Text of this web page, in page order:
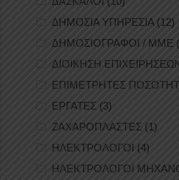
ΔΗΜΟΣΙΑ ΥΠΗΡΕΣΙΑ(12)
ΔΗΜΟΣΙΟΓΡΑΦΟΙ / ΜΜΕ
ΔΙΟΙΚΗΣΗ
ΕΠΙΜΕΤΡΗΤΕΣ
ΕΡΓΑΤΕΣ (3)
ΖΑΧΑΡΟΠΛΑΣΤΕΣ (1)
ΗΛΕΚΤΡΟΛΟΓΟΙ (4)
ΗΛΕΚΤΡΟΛΟΓΟΙ